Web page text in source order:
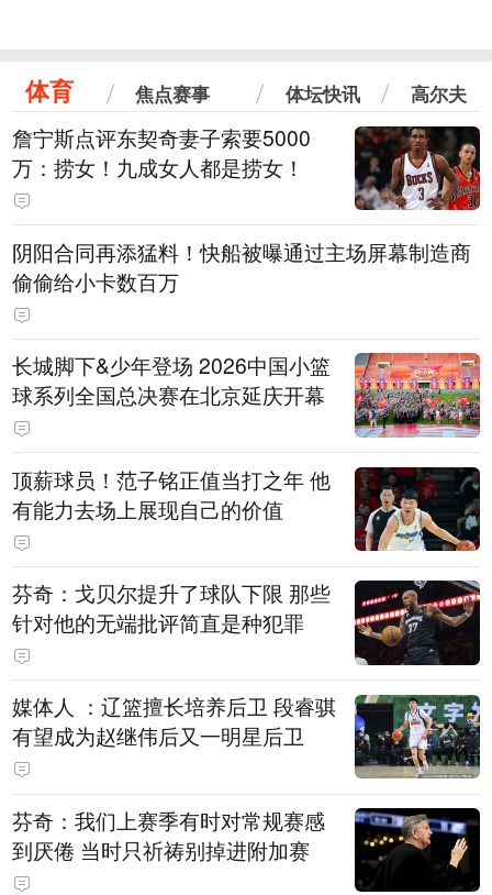
体育 焦点赛事 体坛快讯 高尔夫
詹宁斯点评东契奇妻子索要5000
万：捞女！九成女人都是捞女！
阴阳合同再添猛料！快船被曝通过主场屏幕制造商
偷偷给小卡数百万
长城脚下&少年登场 2026中国小篮
球系列全国总决赛在北京延庆开幕
顶薪球员！范子铭正值当打之年 他
有能力去场上展现自己的价值
芬奇：戈贝尔提升了球队下限 那些
针对他的无端批评简直是种犯罪
媒体人 ：辽篮擅长培养后卫 段睿骐
有望成为赵继伟后又一明星后卫
芬奇：我们上赛季有时对常规赛感
到厌倦 当时只祈祷别掉进附加赛